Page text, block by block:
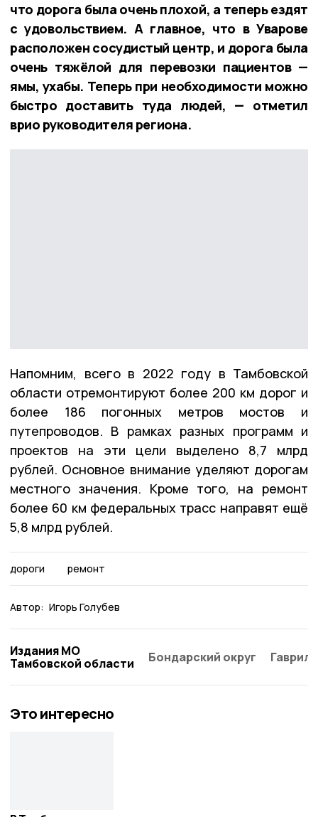
что дорога была очень плохой, а теперь ездят
с удовольствием. А главное, что в Уварове
расположен сосудистый центр, и дорога была
очень тяжёлой для перевозки пациентов —
ямы, ухабы. Теперь при необходимости можно
быстро доставить туда людей, — отметил
врио руководителя региона.
Напомним, всего в 2022 году в Тамбовской
области отремонтируют более 200 км дорог и
более 186 погонных метров мостов и
путепроводов. В рамках разных программ и
проектов на эти цели выделено 8,7 млрд
рублей. Основное внимание уделяют дорогам
местного значения. Кроме того, на ремонт
более 60 км федеральных трасс направят ещё
5,8 млрд рублей.
дороги ремонт
Автор: Игорь Голубев
Издания МО
Тамбовской области
Бондарский округ
Это интересно